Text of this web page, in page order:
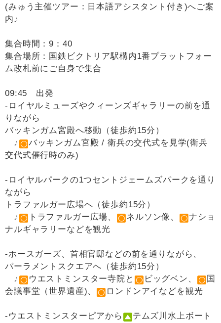
(みゅう主催ツアー：日本語アシスタント付き)へご案
内♪
集合時間：9：40
集合場所：国鉄ビクトリア駅構内1番プラットフォー
ム改札前にご自身で集合
09:45 出発
-ロイヤルミューズやクィーンズギャラリーの前を通
りながら
バッキンガム宮殿へ移動（徒歩約15分）
♪
バッキンガム宮殿 / 衛兵の交代式を見学(衛兵
交代式催行時のみ)
-ロイヤルパークの1つセントジェームズパークを通り
ながら
トラファルガー広場へ（徒歩約15分）
♪
トラファルガー広場、 ネルソン像、
ナショ
ナルギャラリーなどを観光
‐ホースガーズ、首相官邸などの前を通りながら、
パーラメントスクエアへ（徒歩約15分）
♪
ウエストミンスター寺院と ビッグベン、
国
会議事堂（世界遺産)、
ロンドンアイなどを観光
‐ウエストミンスターピアから
テムズ川水上ボート